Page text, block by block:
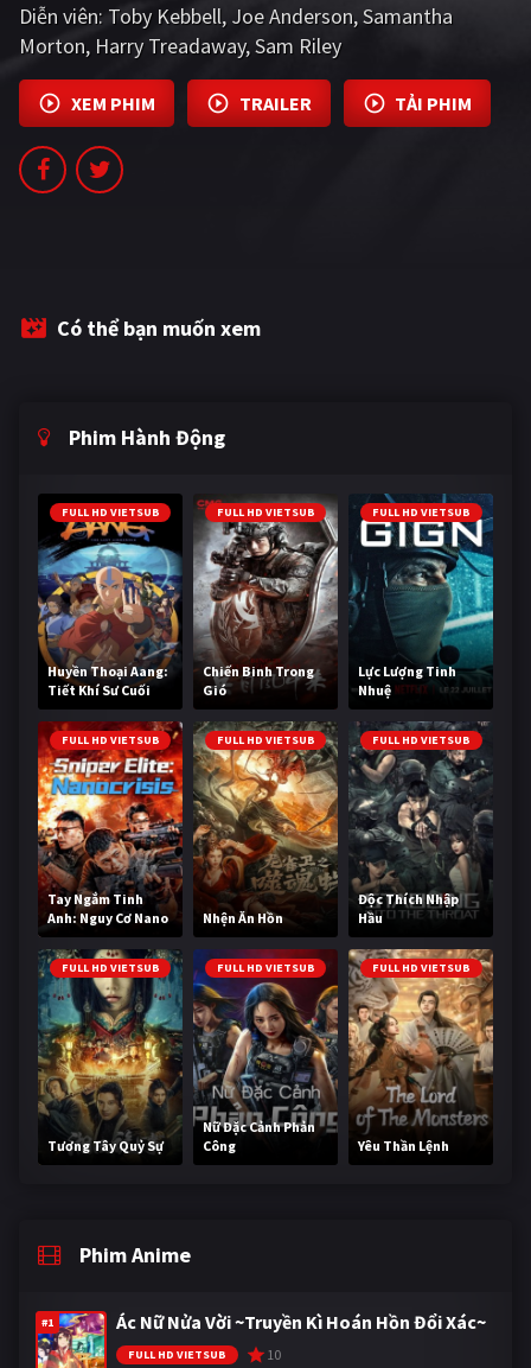
BLOG
Diễn viên: Toby Kebbell Joe Anderson Samantha
Morton Harry Treadaway Sam Riley
XEM PHIM TRAILER TẢI PHIM
Có thể bạn muốn xem
Phim Hành Động
FULL HD VIETSUB
Huyền Thoại Aang:
Tiết Khí Sư Cuối
Cùng
FULL HD VIETSUB
Chiến Binh Trong
Gió
FULL HD VIETSUB
Lực Lượng Tinh
Nhuệ
FULL HD VIETSUB
Tay Ngắm Tinh
Anh: Nguy Cơ Nano
FULL HD VIETSUB
Nhện Ăn Hồn
FULL HD VIETSUB
Độc Thích Nhập
Hầu
FULL HD VIETSUB
Tương Tây Quỷ Sự
FULL HD VIETSUB
Nữ Đặc Cảnh Phản
Công
FULL HD VIETSUB
Yêu Thần Lệnh
Phim Anime
#1 Ác Nữ Nửa Vời ~Truyền Kì Hoán Hồn Đổi Xác~
FULL HD VIETSUB 10